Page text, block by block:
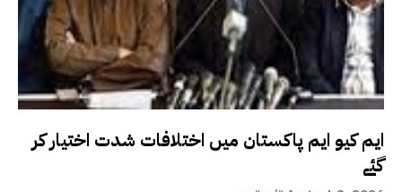
ایم کیو ایم پاکستان میں اختلافات شدت اختیار کر
گئے